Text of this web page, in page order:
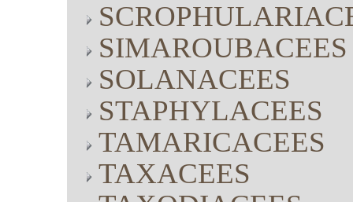
SIMAROUBACEES
SOLANACEES
STAPHYLACEES
TAMARICACEES
TAXACEES